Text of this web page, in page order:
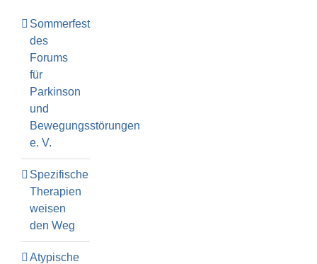
Sommerfest
des
Forums
für
Parkinson
und
Bewegungsstörungen
e. V.
Spezifische
Therapien
weisen
den Weg
Atypische